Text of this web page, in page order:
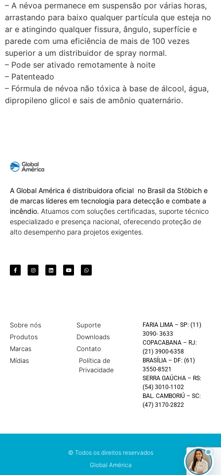
– A névoa permanece em suspensão por várias horas,
arrastando para baixo qualquer partícula que esteja no
ar e atingindo qualquer fissura, ângulo, superfície e
parede com uma eficiência de mais de 100 vezes
superior a um distribuidor de spray normal.
– Pode ser ativado remotamente à noite
– Patenteado
– Fórmula de névoa não tóxica à base de álcool, água,
dipropileno glicol e sais de amônio quaternário.
A Global América é distribuidora oficial no Brasil da Stöbich e
de marcas líderes em tecnologia para detecção e combate a
incêndio. Atuamos com soluções certificadas, suporte técnico
especializado e presença nacional, oferecendo proteção de
alto desempenho para projetos exigentes.
Sobre nós
Produtos
Marcas
Mídias
Suporte
Downloads
Contato
Política de
Privacidade
FARIA LIMA – SP: (11)
3090- 3633
COPACABANA – RJ:
(21) 3900-6358
BRASÍLIA – DF: (61)
3550-8521
SERRA GAÚCHA – RS:
(54) 3010-1102
BAL. CAMBORIÚ – SC:
(47) 3170-2822
© Todos os direitos reservados
Global América